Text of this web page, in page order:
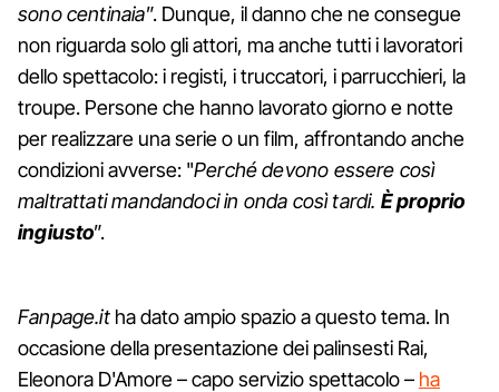
sono centinaia”. Dunque, il danno che ne consegue
non riguarda solo gli attori, ma anche tutti i lavoratori
dello spettacolo: i registi, i truccatori, i parrucchieri, la
troupe. Persone che hanno lavorato giorno e notte
per realizzare una serie o un film, affrontando anche
condizioni avverse: "Perché devono essere così
maltrattati mandandoci in onda così tardi. È proprio
ingiusto”.
Fanpage.itha dato ampio spazio a questo tema. In
occasione della presentazione dei palinsesti Rai,
Eleonora D'Amore – capo servizio spettacolo – ha